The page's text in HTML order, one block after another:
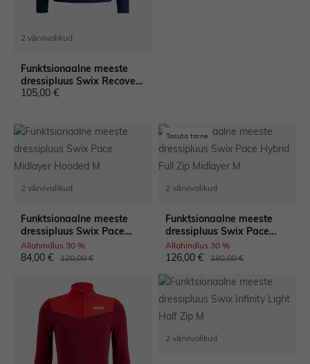
Kapuuts
materjal
2 värvivalikud
Funktsionaalne meeste
dressipluus Swix Recovery
Midlayer M
105,00 €
2 värvivalikud
Funktsionaalne meeste
dressipluus Swix Pace
Midlayer Hooded M
Allahindlus 30 %
84,00 € 120,00 €
Tasuta tarne
2 värvivalikud
Funktsionaalne meeste
dressipluus Swix Pace
Hybrid Full Zip Midlayer M
Allahindlus 30 %
126,00 € 180,00 €
2 värvivalikud